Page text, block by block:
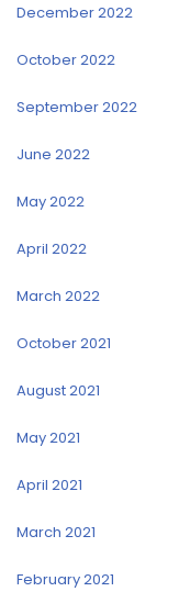
December 2022
October 2022
September 2022
June 2022
May 2022
April 2022
March 2022
October 2021
August 2021
May 2021
April 2021
March 2021
February 2021